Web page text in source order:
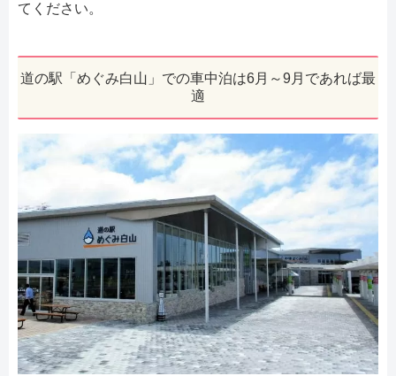
てください。
道の駅「めぐみ白山」での車中泊は6月～9月であれば最
適